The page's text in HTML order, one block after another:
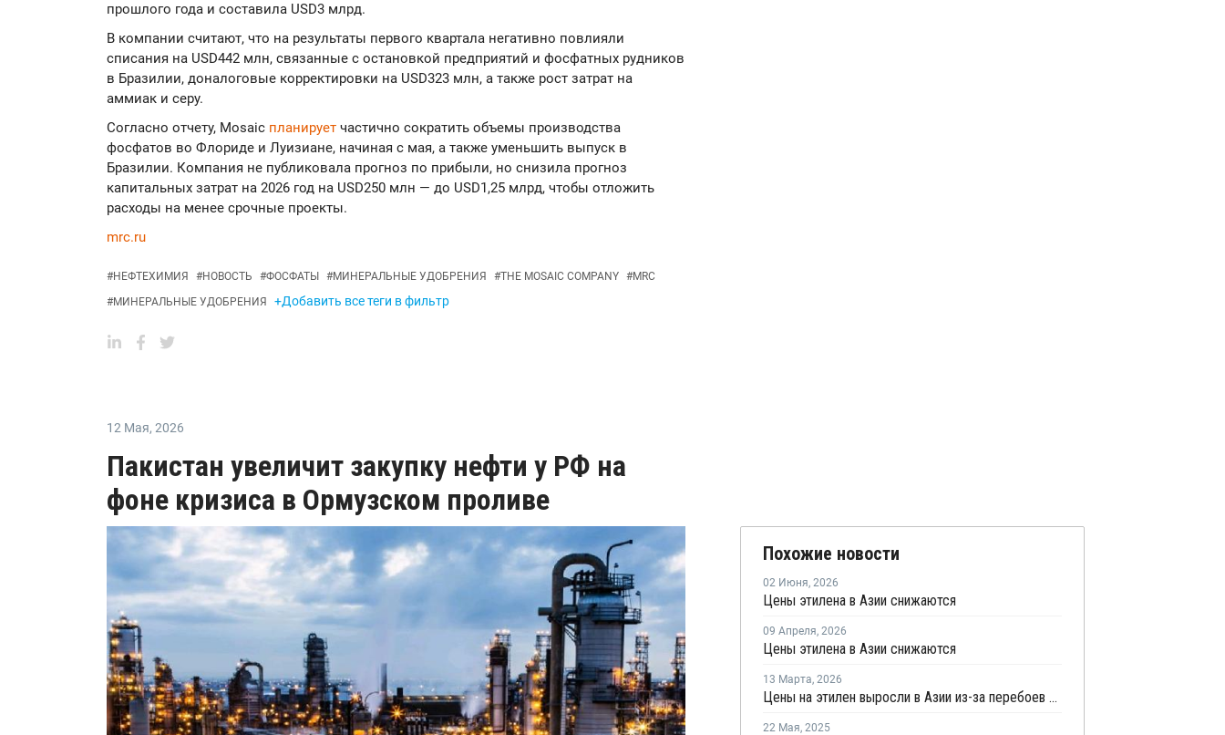
прошлого года и составила USD3 млрд.
В компании считают, что на результаты первого квартала негативно повлияли
списания на USD442 млн, связанные с остановкой предприятий и фосфатных рудников
в Бразилии, доналоговые корректировки на USD323 млн, а также рост затрат на
аммиак и серу.
Согласно отчету, Mosaic планирует частично сократить объемы производства
фосфатов во Флориде и Луизиане, начиная с мая, а также уменьшить выпуск в
Бразилии. Компания не публиковала прогноз по прибыли, но снизила прогноз
капитальных затрат на 2026 год на USD250 млн — до USD1,25 млрд, чтобы отложить
расходы на менее срочные проекты.
mrc.ru
#НЕФТЕХИМИЯ #НОВОСТЬ #ФОСФАТЫ #МИНЕРАЛЬНЫЕ УДОБРЕНИЯ #THE MOSAIC COMPANY #MRC
#МИНЕРАЛЬНЫЕ УДОБРЕНИЯ +Добавить все теги в фильтр
12 Мая, 2026
Пакистан увеличит закупку нефти у РФ на
фоне кризиса в Ормузском проливе
Похожие новости
02 Июня, 2026
Цены этилена в Азии снижаются
09 Апреля, 2026
Цены этилена в Азии снижаются
13 Марта, 2026
Цены на этилен выросли в Азии из-за перебоев в поставках и повышения цен на энергоносители
22 Мая, 2025